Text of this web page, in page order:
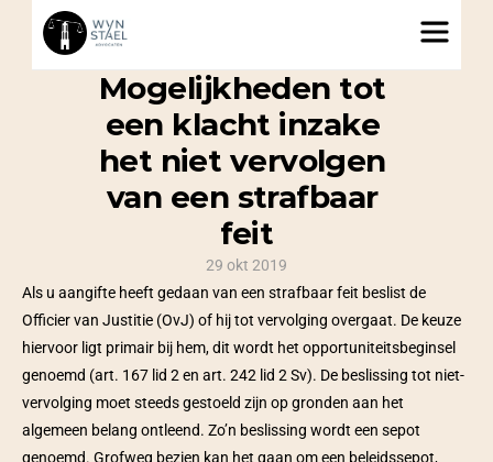
Mogelijkheden tot
een klacht inzake
het niet vervolgen
van een strafbaar
feit
29 okt 2019
Als u aangifte heeft gedaan van een strafbaar feit beslist de
Officier van Justitie (OvJ) of hij tot vervolging overgaat. De keuze
hiervoor ligt primair bij hem, dit wordt het opportuniteitsbeginsel
genoemd (art. 167 lid 2 en art. 242 lid 2 Sv). De beslissing tot niet-
vervolging moet steeds gestoeld zijn op gronden aan het
algemeen belang ontleend. Zo’n beslissing wordt een sepot
genoemd. Grofweg bezien kan het gaan om een beleidssepot,